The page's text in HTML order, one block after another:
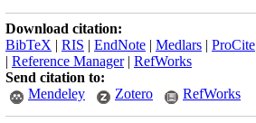
Download citation:
BibTeX | RIS | EndNote | Medlars | ProCite
| Reference Manager| RefWorks
Send citation to:
Mendeley
Zotero RefWorks